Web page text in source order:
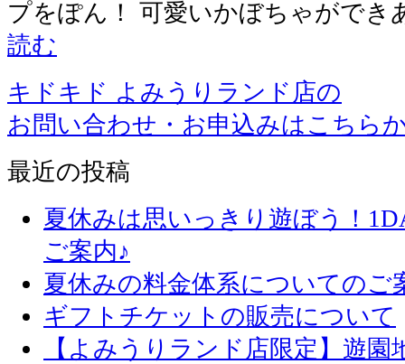
プをぽん！ 可愛いかぼちゃがで
読む
キドキド よみうりランド店の
お問い合わせ・お申込みはこちら
最近の投稿
夏休みは思いっきり遊ぼう！
ご案内♪
夏休みの料金体系についてのご
ギフトチケットの販売について
【よみうりランド店限定】遊